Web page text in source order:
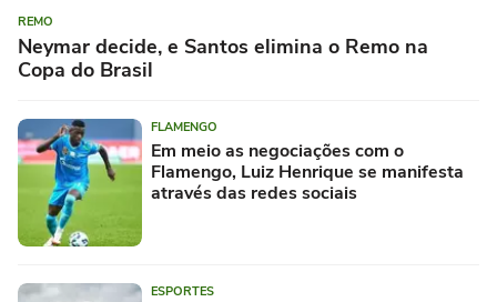
REMO
Neymar decide, e Santos elimina o Remo na
Copa do Brasil
FLAMENGO
Em meio as negociações com o
Flamengo, Luiz Henrique se manifesta
através das redes sociais
ESPORTES